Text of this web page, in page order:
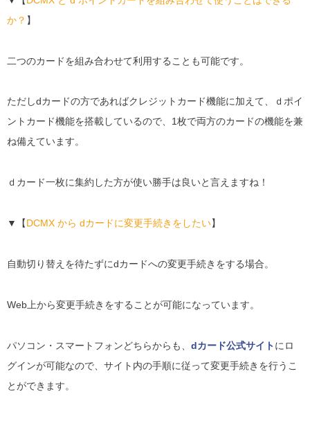
か？ 】
二つのカードを組み合わせて利用することも可能です。
ただしdカードの方であればクレジットカード機能に加えて、ｄポイ
ントカード機能を搭載しているので、1枚で両方のカードの機能を兼
ね備えています。
ｄカード一枚に集約した方が使い勝手は良いと言えますね！
▼【DCMX から dカードに変更手続きをしたい】
自動切り替えを待たずにdカードへの変更手続きをする場合。
Web上から変更手続きをすることが可能になっています。
パソコン・スマートフォンどちらからも、 dカード公式サイトにロ
グインが可能なので、サイト内の手順に従って変更手続きを行うこ
とができます。